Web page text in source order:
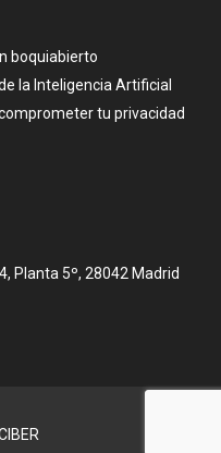
boquiabierto
la Inteligencia Artificial
tu privacidad
Planta 5º, 28042 Madrid